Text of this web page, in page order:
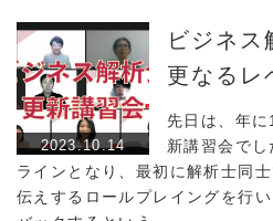
2023.10.14
ビジネス
更なるレ
先日は、年
新講習会で
ラインとなり、最初に解析士同
伝えするロールプレイングを行